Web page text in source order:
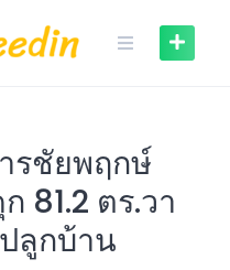
รชัยพฤกษ์
81.2 ตร.วา
ลูกบ้าน